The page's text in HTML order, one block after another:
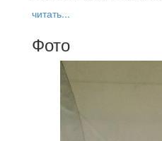
читать...
Фото